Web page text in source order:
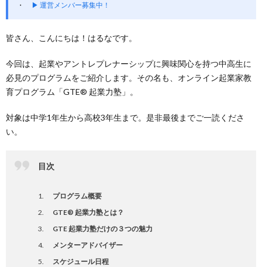
▶ 運営メンバー募集中！
皆さん、こんにちは！はるなです。
今回は、起業やアントレプレナーシップに興味関心を持つ中高生に
必見のプログラムをご紹介します。その名も、オンライン起業家教
育プログラム「GTE® 起業力塾」。
対象は中学1年生から高校3年生まで。是非最後までご一読くださ
い。
目次
プログラム概要
GTE® 起業力塾とは？
GTE 起業力塾だけの３つの魅力
メンターアドバイザー
スケジュール日程